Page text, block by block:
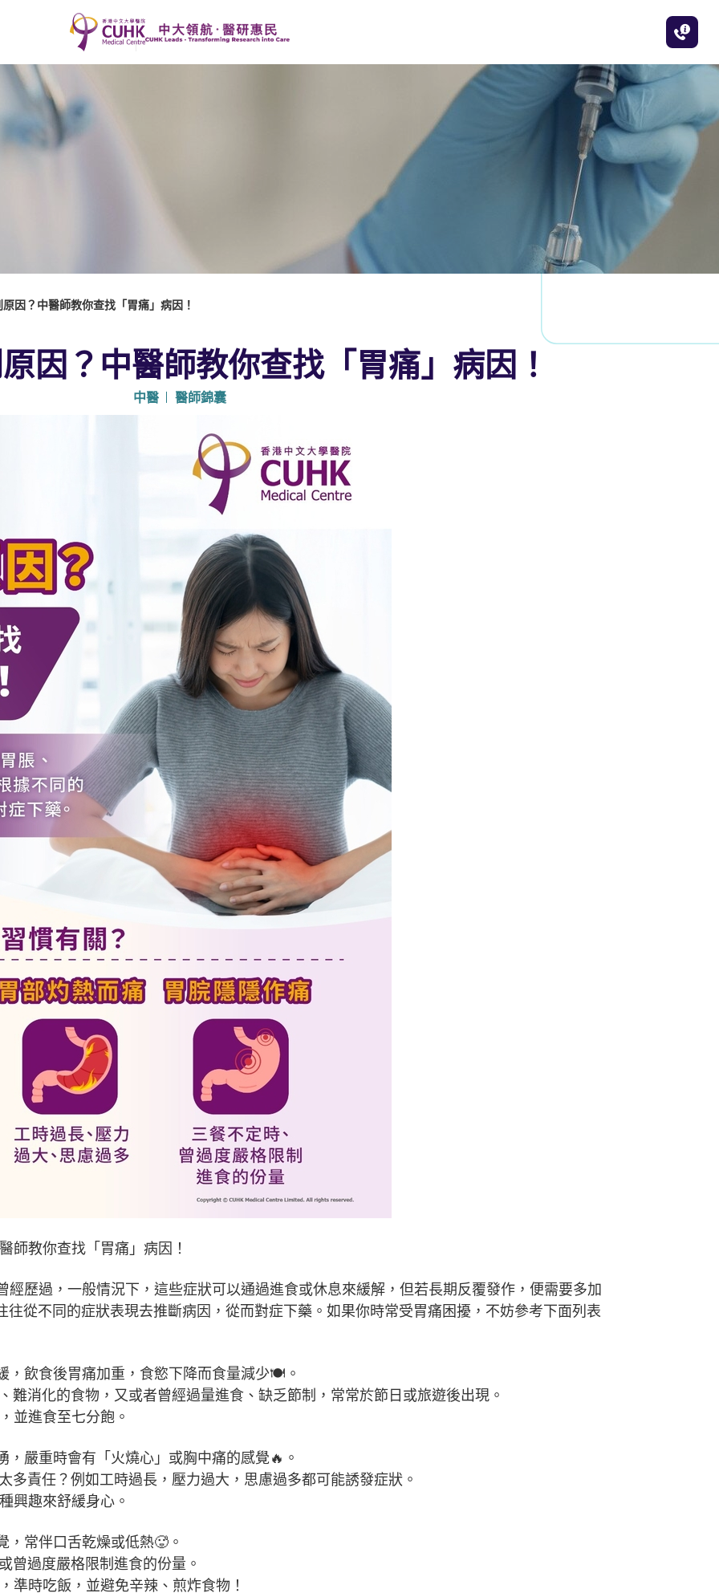
因？中醫師教你查找「胃痛」病因！
因？中醫師教你查找「胃痛」病因！
中醫 醫師錦囊
師教你查找「胃痛」病因！
經歷過，一般情況下，這些症狀可以通過進食或休息來緩解，但若長期反覆發作，便需要多加
從不同的症狀表現去推斷病因，從而對症下藥。如果你時常受胃痛困擾，不妨參考下面列表
，飲食後胃痛加重，食慾下降而食量減少🍽️。
難消化的食物，又或者曾經過量進食、缺乏節制，常常於節日或旅遊後出現。
並進食至七分飽。
嚴重時會有「火燒心」或胸中痛的感覺🔥。
多責任？例如工時過長，壓力過大，思慮過多都可能誘發症狀。
興趣來舒緩身心。
常伴口舌乾燥或低熱🥵。
曾過度嚴格限制進食的份量。
準時吃飯，並避免辛辣、煎炸食物！